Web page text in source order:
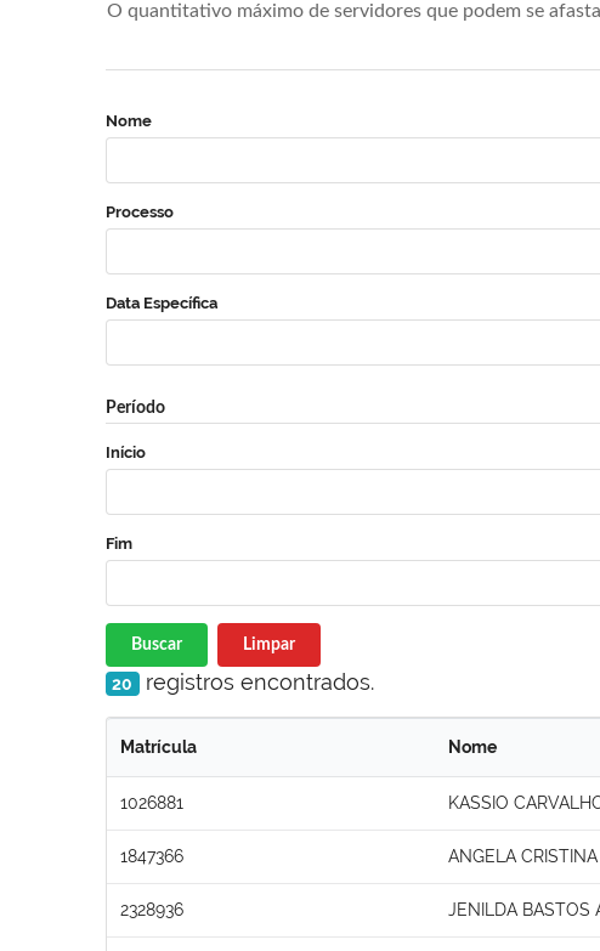
O quantitativo máximo de servidores que podem se
Nome
Processo
Data Específica
Período
Início
Fim
Buscar Limpar
20 registros encontrados.
Matrícula Nome
1026881 KASSIO
1847366 ANGELA
2328936 JENILDA BASTOS